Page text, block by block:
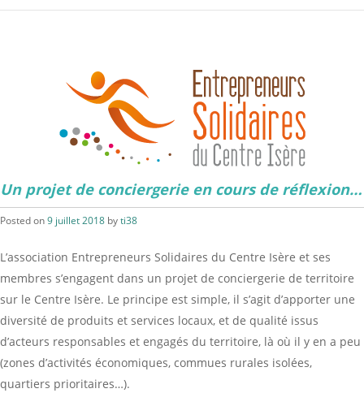
Un projet de conciergerie en cours de réflexion…
Posted on9 juillet 2018 byti38
L’association Entrepreneurs Solidaires du Centre Isère et ses
membres s’engagent dans un projet de conciergerie de territoire
sur le Centre Isère. Le principe est simple, il s’agit d’apporter une
diversité de produits et services locaux, et de qualité issus
d’acteurs responsables et engagés du territoire, là où il y en a peu
(zones d’activités économiques, commues rurales isolées,
quartiers prioritaires…).